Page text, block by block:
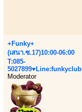
+Funky+
(เสนา.ซ.17)10:00-06:00
T:085-
5027899♥Line:funkyclub
Moderator